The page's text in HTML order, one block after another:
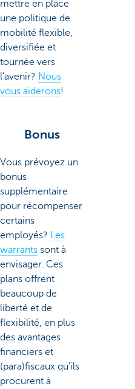
mettre en place
une politique de
mobilité flexible,
diversifiée et
tournée vers
l'avenir? Nous
vous aiderons!
Bonus
Vous prévoyez un
bonus
supplémentaire
pour récompenser
certains
employés?
Les
warrants sont à
envisager. Ces
plans offrent
beaucoup de
liberté et de
flexibilité, en plus
des avantages
financiers et
(para)fiscaux qu'ils
procurent à